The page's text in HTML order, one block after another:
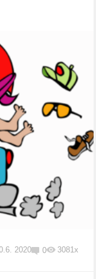
2020 0 3081x